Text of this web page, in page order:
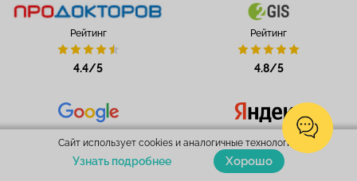
Рейтинг
4.4/5
Рейтинг
4.8/5
4.7/5
Рейтинг
4.9/5
Сайт использует cookies и аналогичные технологии.
Узнать подробнее Хорошо